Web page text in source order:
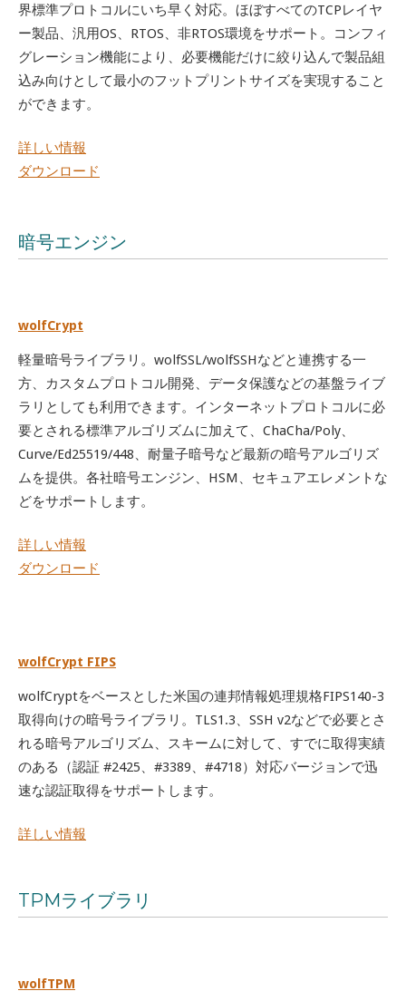
界標準プロトコルにいち早く対応。ほぼすべてのTCPレイヤ
ー製品、汎用OS、RTOS、非RTOS環境をサポート。コンフィ
グレーション機能により、必要機能だけに絞り込んで製品組
込み向けとして最小のフットプリントサイズを実現すること
ができます。
詳しい情報
ダウンロード
暗号エンジン
wolfCrypt
軽量暗号ライブラリ。wolfSSL/wolfSSHなどと連携する一
方、カスタムプロトコル開発、データ保護などの基盤ライブ
ラリとしても利用できます。インターネットプロトコルに必
要とされる標準アルゴリズムに加えて、ChaCha/Poly、
Curve/Ed25519/448、耐量子暗号など最新の暗号アルゴリズ
ムを提供。各社暗号エンジン、HSM、セキュアエレメントな
どをサポートします。
詳しい情報
ダウンロード
wolfCrypt FIPS
wolfCryptをベースとした米国の連邦情報処理規格FIPS140-3
取得向けの暗号ライブラリ。TLS1.3、SSH v2などで必要とさ
れる暗号アルゴリズム、スキームに対して、すでに取得実績
のある（認証 #2425、#3389、#4718）対応バージョンで迅
速な認証取得をサポートします。
詳しい情報
TPMライブラリ
wolfTPM